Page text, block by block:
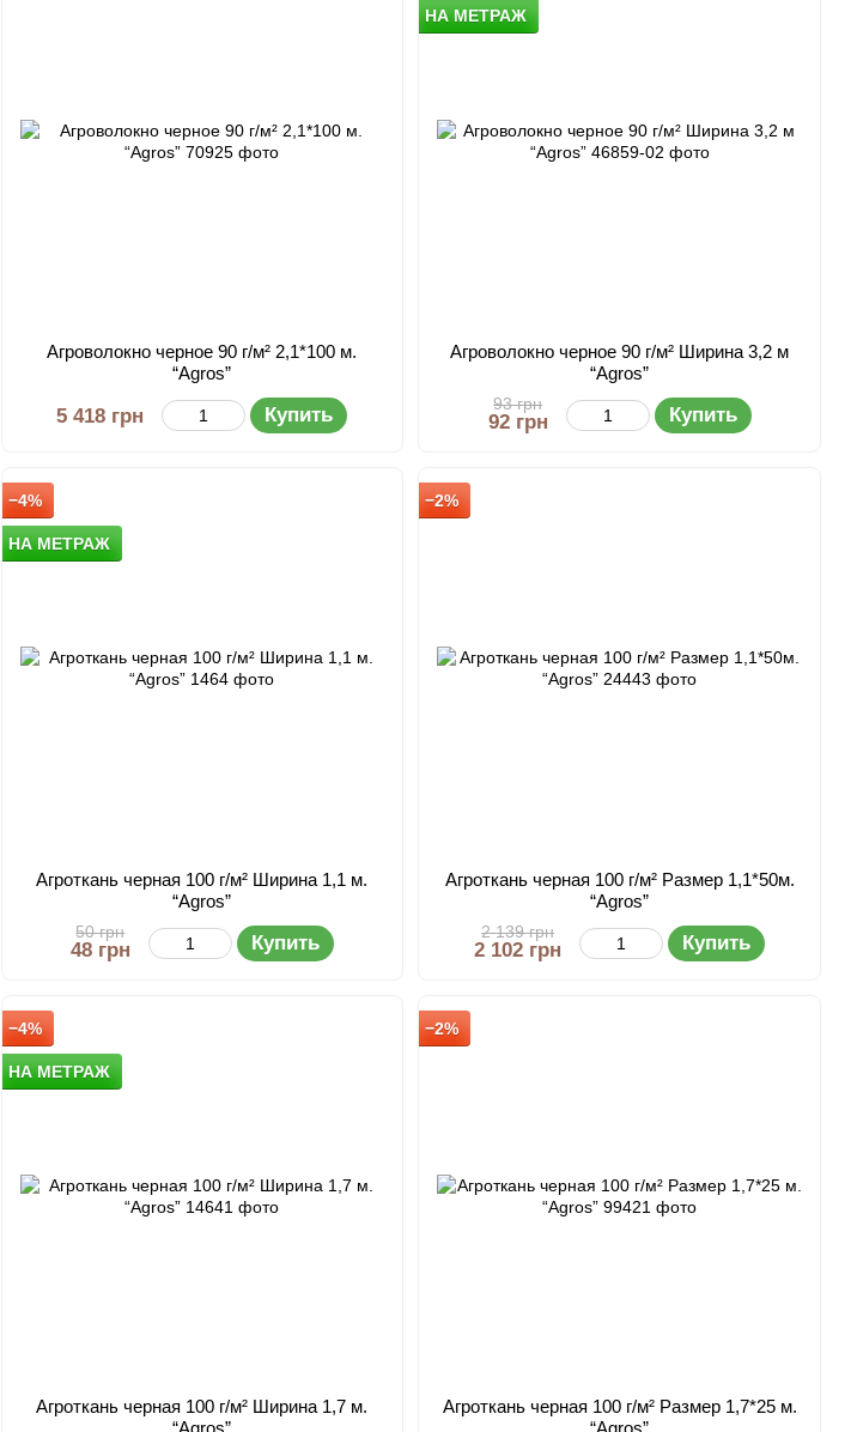
Агроволокно черное 90 г/м² 2,1*100 м.
“Agros”
5 418 грн Купить
НА МЕТРАЖ
Агроволокно черное 90 г/м² Ширина 3,2 м
“Agros”
93 грн
92 грн Купить
−4%
НА МЕТРАЖ
Агроткань черная 100 г/м² Ширина 1,1 м.
“Agros”
50 грн
48 грн Купить
−2%
Агроткань черная 100 г/м² Размер 1,1*50м.
“Agros”
2 139 грн
2 102 грн Купить
−4%
НА МЕТРАЖ
Агроткань черная 100 г/м² Ширина 1,7 м.
−2%
Агроткань черная 100 г/м² Размер 1,7*25 м.